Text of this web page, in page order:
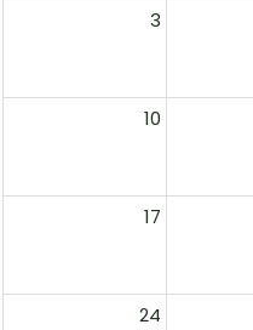
3
10
17
24